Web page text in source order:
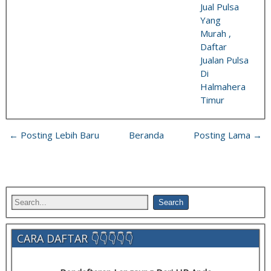
Jual Pulsa
Yang
Murah ,
Daftar
Jualan Pulsa
Di
Halmahera
Timur
← Posting Lebih Baru Posting Lama →
Beranda
CARA DAFTAR 👇👇👇👇👇